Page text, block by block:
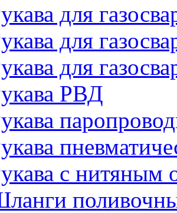
для
для
для
РВД
с нитяным